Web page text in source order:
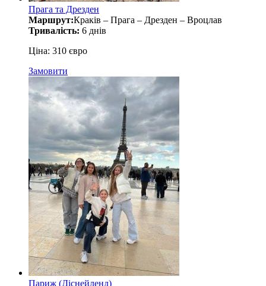
Прага та Дрезден
Маршрут:Краків – Прага – Дрезден – Вроцлав
Тривалість: 6 днів
Ціна: 310 євро
Замовити
Париж (Діснейленд)